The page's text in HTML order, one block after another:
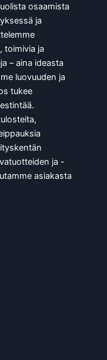
osaamista
ja
toimivia ja
– aina ideasta
luovuuden ja
tukee
ja -
asiakasta